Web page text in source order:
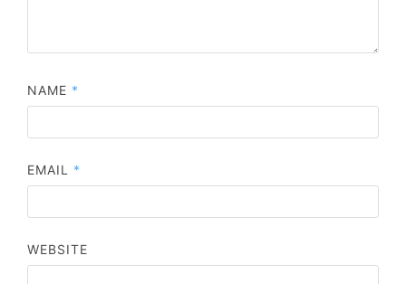
NAME *
EMAIL *
WEBSITE